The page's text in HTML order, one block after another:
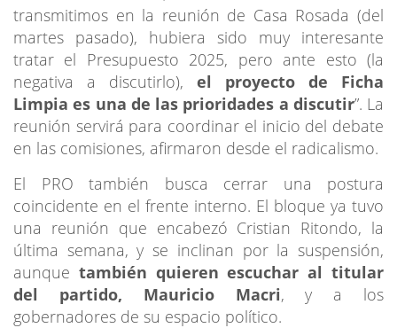
transmitimos en la reunión de Casa Rosada (del
martes pasado), hubiera sido muy interesante
tratar el Presupuesto 2025, pero ante esto (la
negativa a discutirlo), el proyecto de Ficha
Limpia es una de las prioridades a discutir”. La
reunión servirá para coordinar el inicio del debate
en las comisiones, afirmaron desde el radicalismo.
El PRO también busca cerrar una postura
coincidente en el frente interno. El bloque ya tuvo
una reunión que encabezó Cristian Ritondo, la
última semana, y se inclinan por la suspensión,
aunque también quieren escuchar al titular
del partido, Mauricio Macri, y a los
gobernadores de su espacio político.